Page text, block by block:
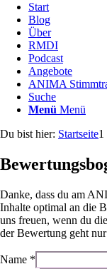
Start
Blog
Über
RMDI
Podcast
Angebote
ANIMA
Suche
Menü Menü
Du bist hier: Startseite1
Danke, dass du am
Inhalte optimal an die
uns freuen, wenn du
der Bewertung geht
Name *